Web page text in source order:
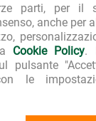
parti, per il
anche per
Cookie Policy.
pulsante
le
consulenza
variata ed
da persona a